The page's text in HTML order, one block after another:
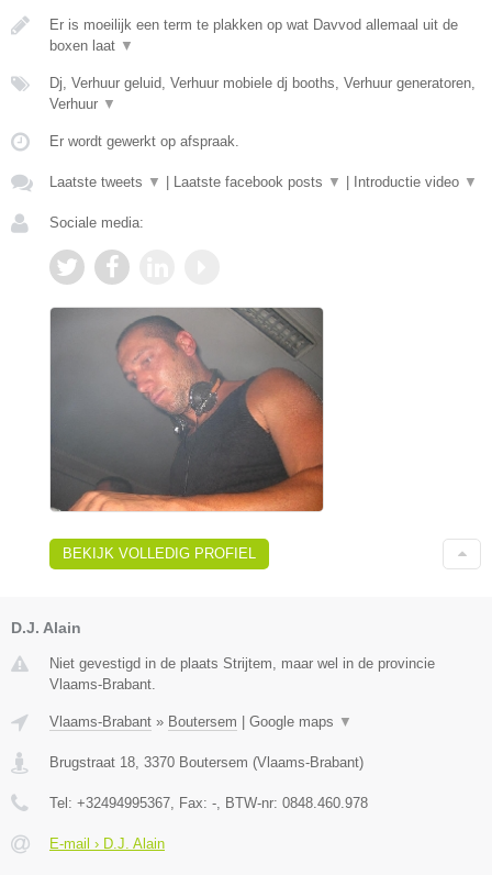
Er is moeilijk een term te plakken op wat Davvod allemaal uit de
boxen laat ▼
Dj, Verhuur geluid, Verhuur mobiele dj booths, Verhuur generatoren,
Verhuur ▼
Er wordt gewerkt op afspraak.
Laatste tweets ▼ | Laatste facebook posts ▼ | Introductie video ▼
Sociale media:
BEKIJK VOLLEDIG PROFIEL
D.J. Alain
Niet gevestigd in de plaats Strijtem, maar wel in de provincie
Vlaams-Brabant.
Vlaams-Brabant » Boutersem Google maps ▼
Brugstraat 18, 3370 Boutersem (Vlaams-Brabant)
Tel: +32494995367, Fax: -, BTW-nr: 0848.460.978
E-mail › D.J. Alain